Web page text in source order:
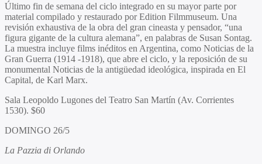
Último fin de semana del ciclo integrado en su mayor parte por
material compilado y restaurado por Edition Filmmuseum. Una
revisión exhaustiva de la obra del gran cineasta y pensador, “una
figura gigante de la cultura alemana”, en palabras de Susan Sontag.
La muestra incluye films inéditos en Argentina, como Noticias de la
Gran Guerra (1914 -1918), que abre el ciclo, y la reposición de su
monumental Noticias de la antigüedad ideológica, inspirada en El
Capital, de Karl Marx.
Sala Leopoldo Lugones del Teatro San Martín (Av. Corrientes
1530). $60
DOMINGO 26/5
La Pazzia di Orlando